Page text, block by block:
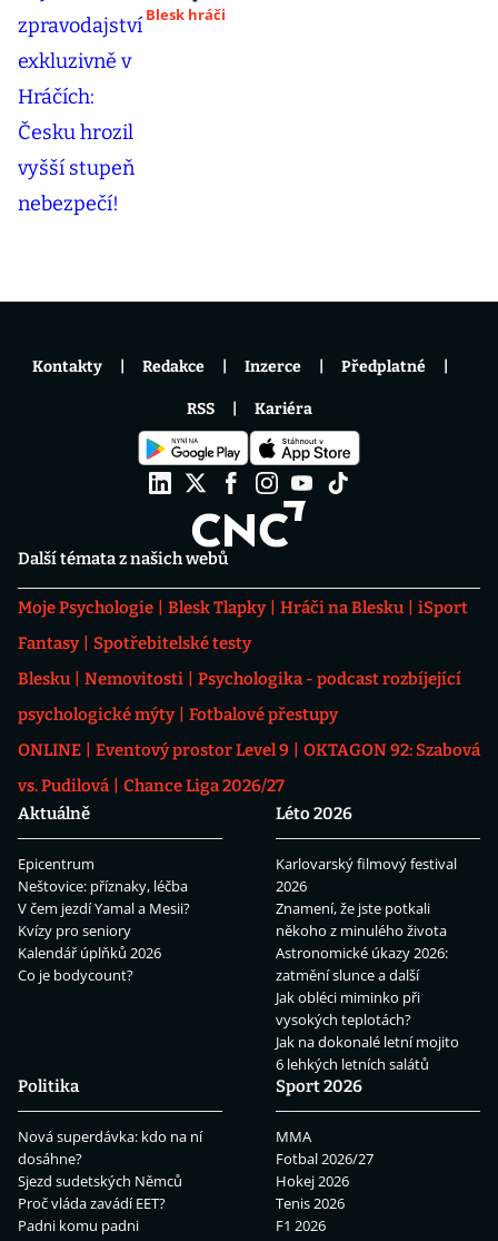
Blesk hráči
Další témata z našich webů
Moje Psychologie Blesk Tlapky Hráči na Blesku
iSport
Fantasy
Spotřebitelské testy
Blesku
Nemovitosti
Psychologika - podcast rozbíjející
psychologické mýty
Fotbalové přestupy
ONLINE
Eventový prostor Level 9
OKTAGON 92: Szabová
vs. Pudilová
Chance Liga 2026/27
Aktuálně
Epicentrum
Neštovice: příznaky, léčba
V čem jezdí Yamal a Mesii?
Kvízy pro seniory
Kalendář úplňků 2026
Co je bodycount?
Léto 2026
Karlovarský filmový festival
2026
Znamení, že jste potkali
někoho z minulého života
Astronomické úkazy 2026:
zatmění slunce a další
Jak obléci miminko při
vysokých teplotách?
Jak na dokonalé letní mojito
6 lehkých letních salátů
Politika
Nová superdávka: kdo na ní
dosáhne?
Sjezd sudetských Němců
Proč vláda zavádí EET?
Padni komu padni
Sport 2026
MMA
Fotbal 2026/27
Hokej 2026
Tenis 2026
F1 2026
Kontakty Redakce Inzerce Předplatné
RSS Kariéra